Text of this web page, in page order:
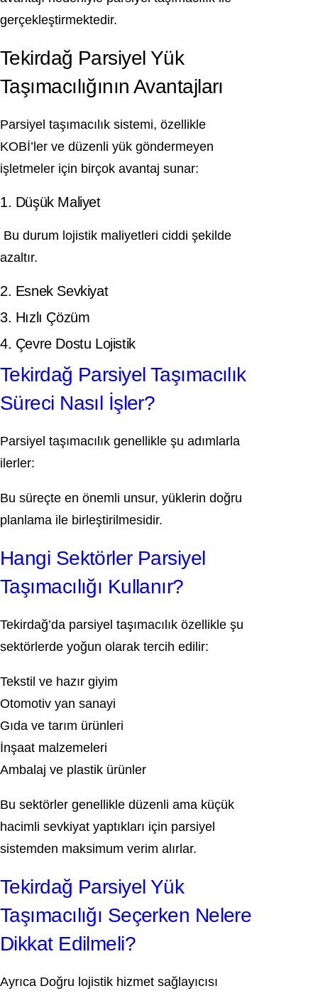
gerçekleştirmektedir.
Tekirdağ Parsiyel Yük
Taşımacılığının Avantajları
Parsiyel taşımacılık sistemi, özellikle
KOBİ’ler ve düzenli yük göndermeyen
işletmeler için birçok avantaj sunar:
1. Düşük Maliyet
Bu durum lojistik maliyetleri ciddi şekilde
azaltır.
2. Esnek Sevkiyat
3. Hızlı Çözüm
4. Çevre Dostu Lojistik
Tekirdağ Parsiyel Taşımacılık
Süreci Nasıl İşler?
Parsiyel taşımacılık genellikle şu adımlarla
ilerler:
Bu süreçte en önemli unsur, yüklerin doğru
planlama ile birleştirilmesidir.
Hangi Sektörler Parsiyel
Taşımacılığı Kullanır?
Tekirdağ’da parsiyel taşımacılık özellikle şu
sektörlerde yoğun olarak tercih edilir:
Tekstil ve hazır giyim
Otomotiv yan sanayi
Gıda ve tarım ürünleri
İnşaat malzemeleri
Ambalaj ve plastik ürünler
Bu sektörler genellikle düzenli ama küçük
hacimli sevkiyat yaptıkları için parsiyel
sistemden maksimum verim alırlar.
Tekirdağ Parsiyel Yük
Taşımacılığı Seçerken Nelere
Dikkat Edilmeli?
Ayrıca Doğru lojistik hizmet sağlayıcısı